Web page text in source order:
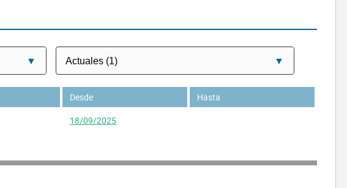
Desde
Hasta
18/09/2025